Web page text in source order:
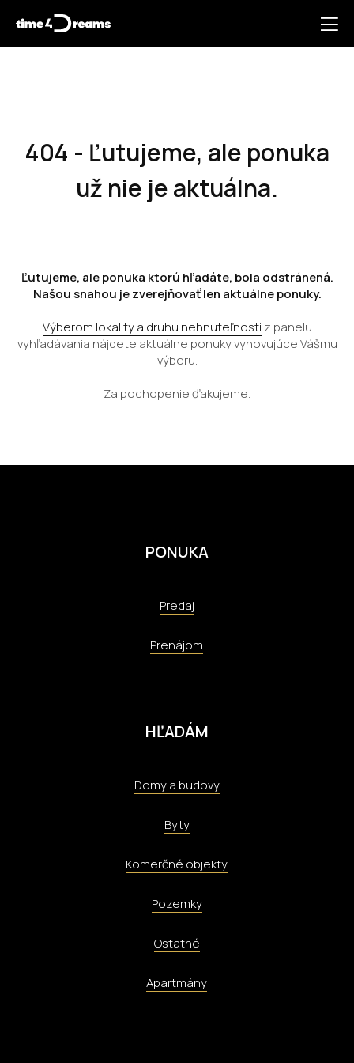
404 - Ľutujeme, ale ponuka
už nie je aktuálna.
Ľutujeme, ale ponuka ktorú hľadáte, bola odstránená.
Našou snahou je zverejňovať len aktuálne ponuky.
Výberom lokality a druhu nehnuteľnosti z panelu
vyhľadávania nájdete aktuálne ponuky vyhovujúce Vášmu
výberu.
Za pochopenie ďakujeme.
PONUKA
Predaj
Prenájom
HĽADÁM
Domy a budovy
Byty
Komerčné objekty
Pozemky
Ostatné
Apartmány